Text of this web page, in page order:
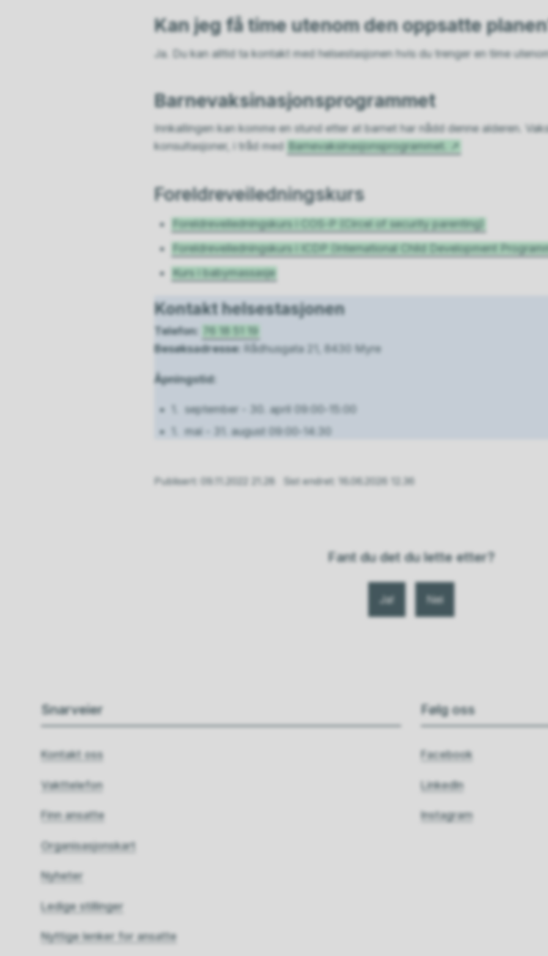
Kan jeg få time utenom den oppsatte
Ja. Du kan alltid ta kontakt med helsestasjonen hvis du trenger en time
Barnevaksinasjonsprogrammet
Innkallingen kan komme en stund etter at barnet har nådd denne alderen.
konsultasjoner, i tråd med
Barnevaksinasjonsprogrammet.
Foreldreveiledningskurs
Foreldreveiledningskurs i COS-P (Circel of security parenting)
Foreldreveiledningskurs i ICDP (International Child Development
Kurs i babymassasje
Kontakt helsestasjonen
Telefon:
Besøksadresse:
Rådhusgata 21, 8430 Myre
Åpningstid:
1. september - 30. april 09:00-15:00
1. mai - 31. august 09:00-14:30
Publisert 09.11.2022 21.28 Sist endret 16.06.2026 12.36
Fant du det du lette etter?
Ja Nei
Snarveier
Kontakt oss
Vakttelefon
Finn ansatte
Organisasjonskart
Nyheter
Ledige stillinger
Nyttige lenker for ansatte
Følg oss
Facebook
LinkedIn
Instagram